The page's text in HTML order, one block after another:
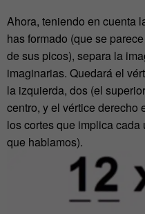
Ahora, teniendo en cuenta
has formado (que se
de sus picos), separa la
imaginarias. Quedará el
la izquierda, dos (el
centro, y el vértice derecho
los cortes que implica
que hablamos).